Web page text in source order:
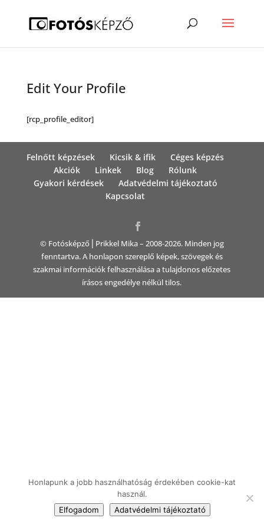
Edit Your Profile
[rcp_profile_editor]
Felnőtt képzések Kicsik & ifik
Céges képzés
Akciók
Linkek Blog
Rólunk
Gyakori kérdések
Adatvédelmi tájékoztató
Kapcsolat
© Fotósképző⎪Prikkel Mika – 2008-2026. Minden jog
fenntartva. A honlapon szereplő képek, szövegek és
szakmai információk felhasználása a tulajdonos előzetes
írásos engedélye nélkül tilos.
Honlapunk a jobb használhatóság érdekében cookie-kat
használ.
Elfogadom
Adatvédelmi tájékoztató